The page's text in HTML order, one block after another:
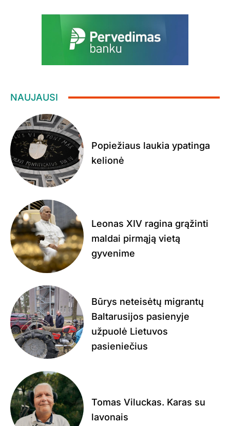
NAUJAUSI
Popiežiaus laukia ypatinga
kelionė
Leonas XIV ragina grąžinti
maldai pirmąją vietą
gyvenime
Būrys neteisėtų migrantų
Baltarusijos pasienyje
užpuolė Lietuvos
pasieniečius
Tomas Viluckas. Karas su
lavonais